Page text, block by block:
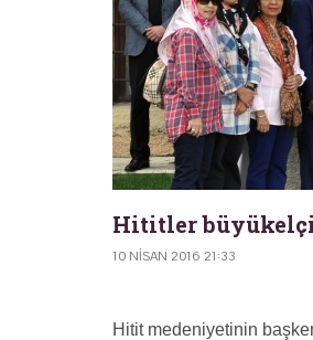
Hititler
10 NISAN 2016 21:33
Hitit medeniyetinin